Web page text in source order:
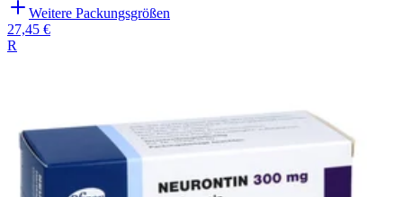
Weitere Packungsgrößen
27,45 €
R